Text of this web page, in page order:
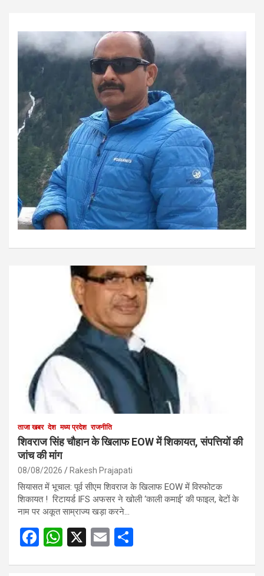
ताजा खबर देश मध्य प्रदेश राजनीति
शिवराज सिंह चौहान के खिलाफ EOW में शिकायत, संपत्तियों की
जांच की मांग
08/08/2026 Rakesh Prajapati
सियासत में भूचाल: पूर्व सीएम शिवराज के खिलाफ EOW में विस्फोटक
शिकायत ! रिटायर्ड IFS अफसर ने खोली ‘काली कमाई’ की फाइल, बेटों के
नाम पर अकूत साम्राज्य खड़ा करने…
F
W X
E